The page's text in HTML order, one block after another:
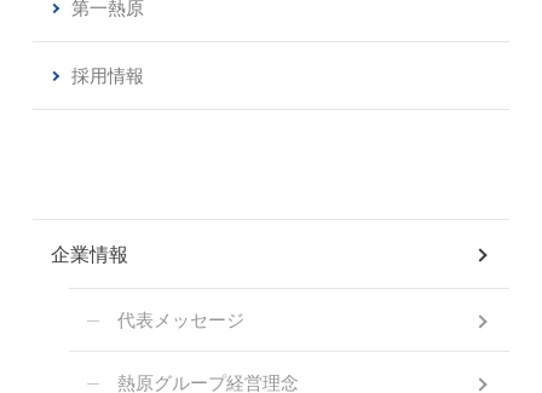
第一熱原
採用情報
企業情報
代表メッセージ
熱原グループ経営理念